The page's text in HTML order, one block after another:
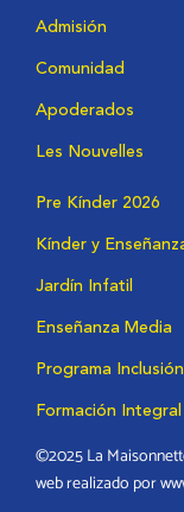
Admisión
Comunidad
Apoderados
Les Nouvelles
Pre Kínder 2026
Kínder y
Jardín Infatil
Enseñanza Media
Programa
Formación Integral
©2025 La
web realizado por